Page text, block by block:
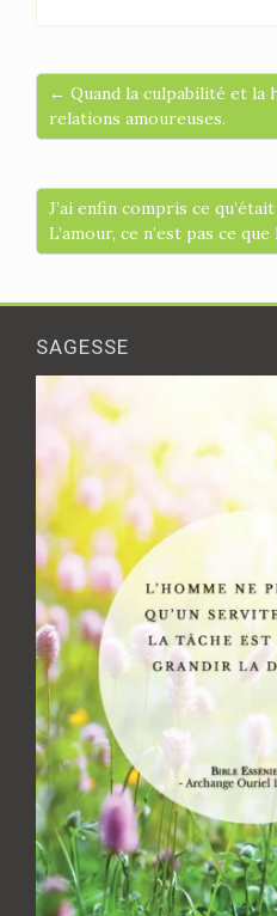
← Quand la culpabilité et la
relations amoureuses.
J’ai enfin compris ce
L’amour, ce n’est pas ce
SAGESSE